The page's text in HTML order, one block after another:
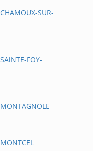
SUR-
FOY-